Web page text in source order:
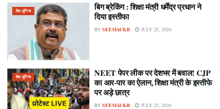
देश-दुनिया
बिग ब्रेकिंग : शिक्षा मंत्री धर्मेंद्र प्रधान ने
दिया इस्तीफा
BY SEEMAUKB JULY 25, 2026
देश-दुनिया
NEET पेपर लीक पर देशभर में बवाल! CJP
का आर-पार का ऐलान, शिक्षा मंत्री के इस्तीफे
पर अड़े छात्र
BY SEEMAUKB JULY 25, 2026